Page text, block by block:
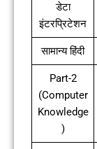
डेटा
इंटरप्रिटेशन
सामान्य हिंदी
Part-2
(Computer
Knowledge
)